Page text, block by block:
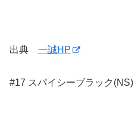
出典 一誠HP
#17 スパイシーブラック(NS)